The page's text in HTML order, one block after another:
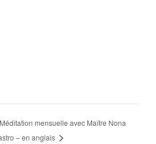
Méditation mensuelle avec Maître Nona
– en anglais